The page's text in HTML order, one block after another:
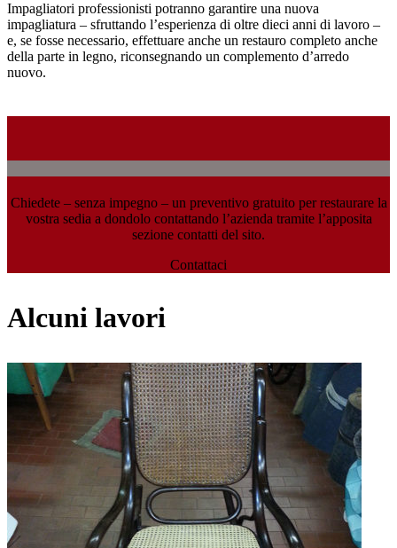
Impagliatori professionisti potranno garantire una nuova
impagliatura – sfruttando l’esperienza di oltre dieci anni di lavoro –
e, se fosse necessario, effettuare anche un restauro completo anche
della parte in legno, riconsegnando un complemento d’arredo
nuovo.
Chiedete – senza impegno – un preventivo gratuito per restaurare la
vostra sedia a dondolo contattando l’azienda tramite l’apposita
sezione contatti del sito.
Contattaci
Alcuni lavori